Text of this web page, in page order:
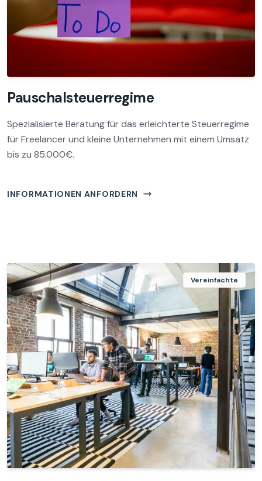
Pauschalsteuerregime
Spezialisierte Beratung für das erleichterte Steuerregime
für Freelancer und kleine Unternehmen mit einem Umsatz
bis zu 85.000€.
INFORMATIONEN ANFORDERN
Vereinfachte